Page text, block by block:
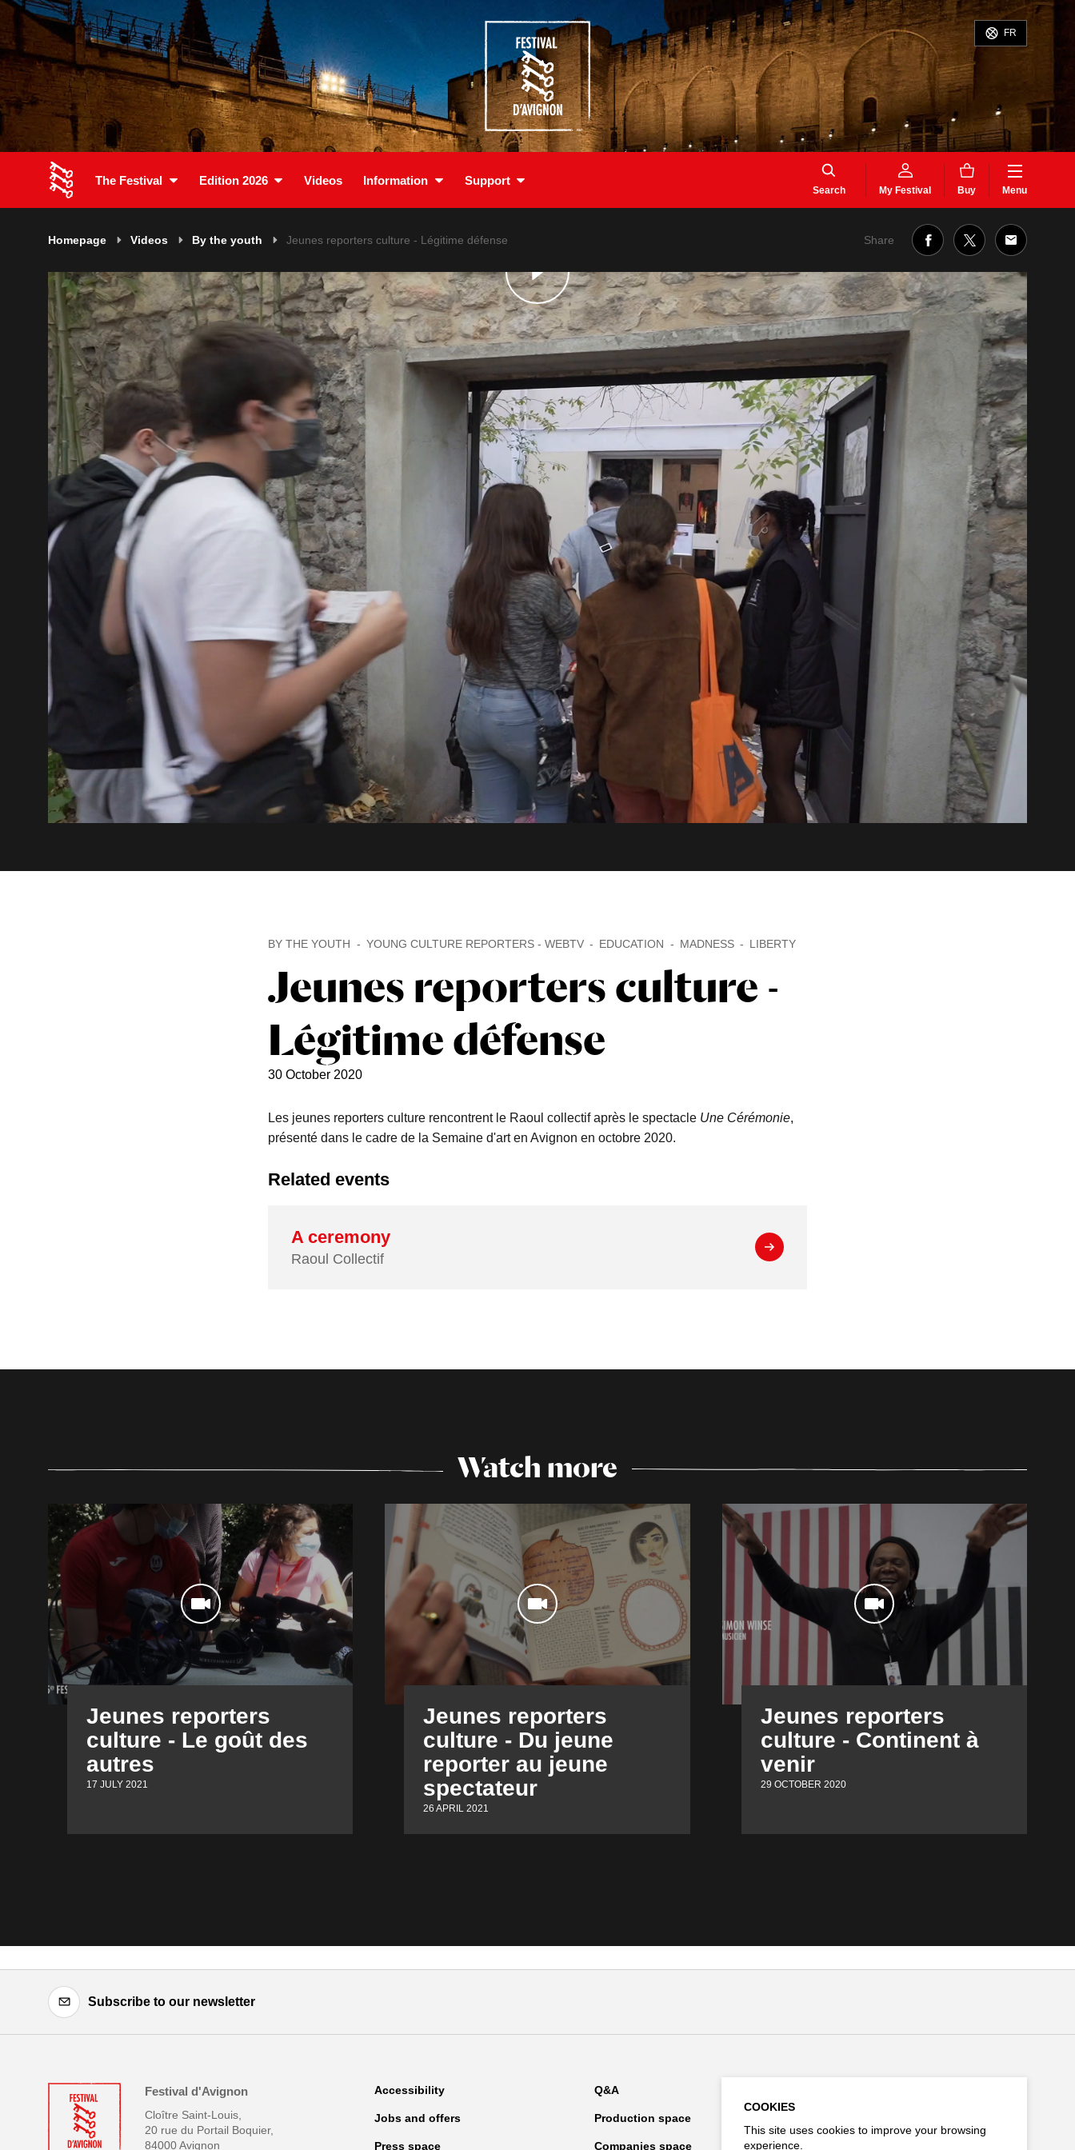
FR
The Festival Edition 2026 Videos Information Support
Search My Festival Buy Menu
Homepage Videos By the youth Jeunes reporters culture - Légitime défense Share
Jeunes reporters culture -
Légitime défense
30 October 2020
BY THE YOUTH YOUNG CULTURE REPORTERS - WEBTV EDUCATION MADNESS LIBERTY
Les jeunes reporters culture rencontrent le Raoul collectif après le spectacle Une Cérémonie,
présenté dans le cadre de la Semaine d'art en Avignon en octobre 2020.
Related events
A ceremony
Raoul Collectif
Watch more
Jeunes reporters
culture - Le goût des
autres
17 JULY 2021
Jeunes reporters
culture - Du jeune
reporter au jeune
spectateur
26 APRIL 2021
Jeunes reporters
culture - Continent à
venir
29 OCTOBER 2020
Subscribe to our newsletter
Festival d'Avignon
Cloître Saint-Louis,
20 rue du Portail Boquier,
84000 Avignon
Accessibility Q&A
Jobs and offers Production space
Press space Companies space
COOKIES
This site uses cookies to improve your browsing
experience.